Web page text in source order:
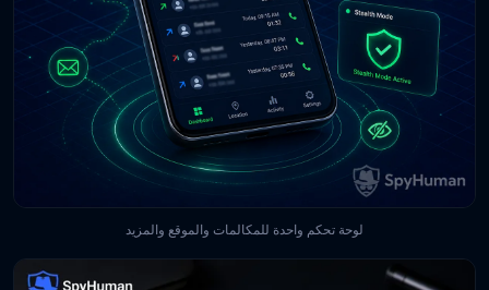
لوحة تحكم واحدة للمكالمات والموقع والمزيد